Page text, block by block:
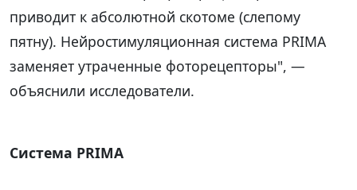
приводит к абсолютной скотоме (слепому
пятну). Нейростимуляционная система PRIMA
заменяет утраченные фоторецепторы", —
объяснили исследователи.
Система PRIMA